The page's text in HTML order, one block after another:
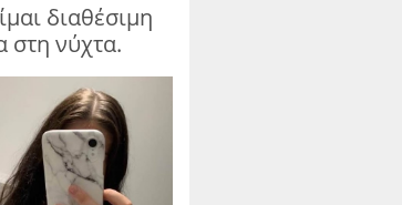
διαθέσιμη
στη νύχτα.